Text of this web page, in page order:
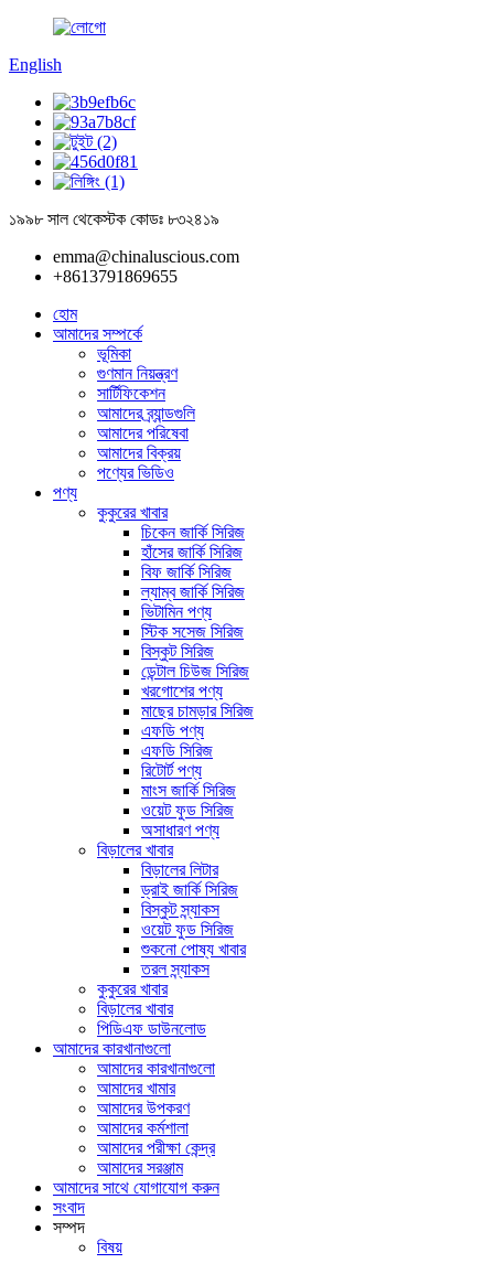
English
১৯৯৮ সাল থেকেস্টক কোডঃ ৮৩২৪১৯
emma@chinaluscious.com
+8613791869655
হোম
আমাদের সম্পর্কে
ভূমিকা
গুণমান নিয়ন্ত্রণ
সার্টিফিকেশন
আমাদের ব্র্যান্ডগুলি
আমাদের পরিষেবা
আমাদের বিক্রয়
পণ্যের ভিডিও
পণ্য
কুকুরের খাবার
চিকেন জার্কি সিরিজ
হাঁসের জার্কি সিরিজ
বিফ জার্কি সিরিজ
ল্যাম্ব জার্কি সিরিজ
ভিটামিন পণ্য
স্টিক সসেজ সিরিজ
বিস্কুট সিরিজ
ডেন্টাল চিউজ সিরিজ
খরগোশের পণ্য
মাছের চামড়ার সিরিজ
এফডি পণ্য
এফডি সিরিজ
রিটোর্ট পণ্য
মাংস জার্কি সিরিজ
ওয়েট ফুড সিরিজ
অসাধারণ পণ্য
বিড়ালের খাবার
বিড়ালের লিটার
ড্রাই জার্কি সিরিজ
বিস্কুট স্ন্যাকস
ওয়েট ফুড সিরিজ
শুকনো পোষ্য খাবার
তরল স্ন্যাকস
কুকুরের খাবার
বিড়ালের খাবার
পিডিএফ ডাউনলোড
আমাদের কারখানাগুলো
আমাদের কারখানাগুলো
আমাদের খামার
আমাদের উপকরণ
আমাদের কর্মশালা
আমাদের পরীক্ষা কেন্দ্র
আমাদের সরঞ্জাম
আমাদের সাথে যোগাযোগ করুন
সংবাদ
সম্পদ
বিষয়